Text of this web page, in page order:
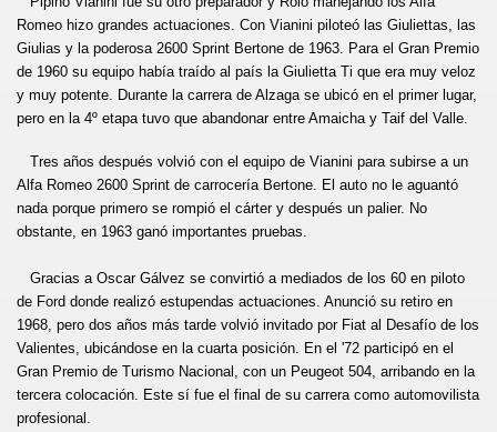
Romeo hizo grandes actuaciones. Con Vianini piloteó las Giuliettas, las
Giulias y la poderosa 2600 Sprint Bertone de 1963. Para el Gran Premio
de 1960 su equipo había traído al país la Giulietta Ti que era muy veloz
y muy potente. Durante la carrera de Alzaga se ubicó en el primer lugar,
pero en la 4º etapa tuvo que abandonar entre Amaicha y Taif del Valle.
Tres años después volvió con el equipo de Vianini para subirse a un
Alfa Romeo 2600 Sprint de carrocería Bertone. El auto no le aguantó
nada porque primero se rompió el cárter y después un palier. No
obstante, en 1963 ganó importantes pruebas.
Gracias a Oscar Gálvez se convirtió a mediados de los 60 en piloto
de Ford donde realizó estupendas actuaciones. Anunció su retiro en
1968, pero dos años más tarde volvió invitado por Fiat al Desafío de los
Valientes, ubicándose en la cuarta posición. En el '72 participó en el
Gran Premio de Turismo Nacional, con un Peugeot 504, arribando en la
tercera colocación. Este sí fue el final de su carrera como automovilista
profesional.